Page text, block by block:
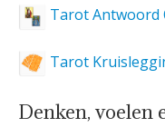
Tarot Antwoord
Tarot
Denken, voelen